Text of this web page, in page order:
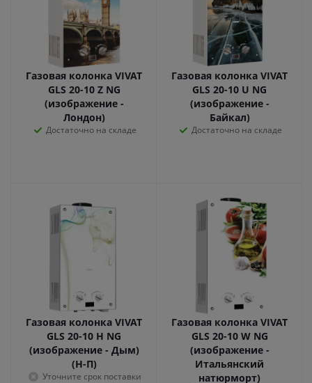
Газовая колонка VIVAT
GLS 20-10 Z NG
(изображение -
Лондон)
Достаточно на складе
Газовая колонка VIVAT
GLS 20-10 U NG
(изображение -
Байкал)
Достаточно на складе
Газовая колонка VIVAT
GLS 20-10 H NG
(изображение - Дым)
(Н-П)
Уточните срок поставки
Газовая колонка VIVAT
GLS 20-10 W NG
(изображение -
Итальянский
натюрморт)